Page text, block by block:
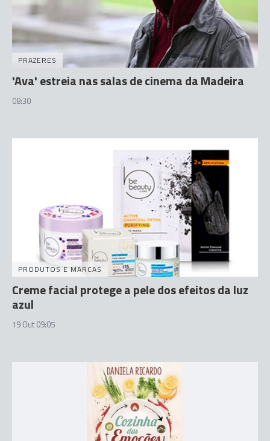
PRAZERES
'Ava' estreia nas salas de cinema da Madeira
08:30
PRODUTOS E MARCAS
Creme facial protege a pele dos efeitos da luz
azul
19 Out 09:05